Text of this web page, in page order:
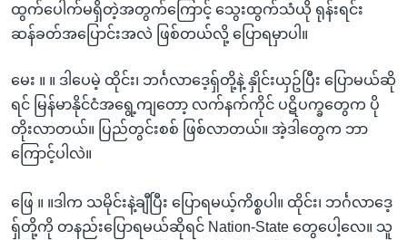
ထွက်ပေါက်မရှိတဲ့အတွက်ကြောင့် သွေးထွက်သံယို ရုန်းရင်း
ဆန်ခတ်အပြောင်းအလဲ ဖြစ်တယ်လို့ ပြောရမှာပါ။
မေး ။ ။ ဒါပေမဲ့ ထိုင်း၊ ဘင်္ဂလာ‌ဒေ့ရှ်တို့နဲ့ နှိုင်းယှဥ်ပြီး ပြောမယ်ဆို
ရင် မြန်မာနိုင်ငံအရွေ့ကျတော့ လက်နက်ကိုင် ပဋိပက္ခတွေက ပို
တိုးလာတယ်။ ပြည်တွင်းစစ် ဖြစ်လာတယ်။ အဲ့ဒါတွေက ဘာ
ကြောင့်ပါလဲ။
ဖြေ ။ ။ဒါက သမိုင်းနဲ့ချီပြီး ပြောရမယ့်ကိစ္စပါ။ ထိုင်း၊ ဘင်္ဂလာ‌ဒေ့
ရှ်တို့ကို တနည်းပြောရမယ်ဆိုရင် Nation-State တွေပေါ့လေ။ သူ